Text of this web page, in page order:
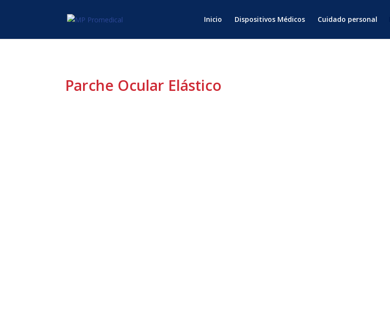
Inicio Dispositivos Médicos Cuidado personal
Parche Ocular Elástico